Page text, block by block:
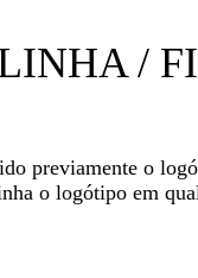
/
previamente o
o logótipo em